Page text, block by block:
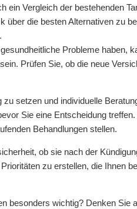
ein Vergleich der bestehenden
über die besten Alternativen zu
Probleme haben,
Prüfen Sie, ob die neue
setzen und individuelle
Sie eine Entscheidung
Behandlungen stellen.
ob sie nach der
zu erstellen, die Ihnen
besonders wichtig? Denken Sie